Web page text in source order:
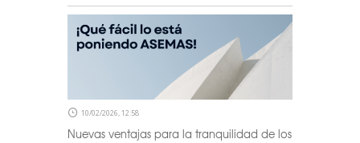
10/02/2026, 12:58
Nuevas ventajas para la tranquilidad de los